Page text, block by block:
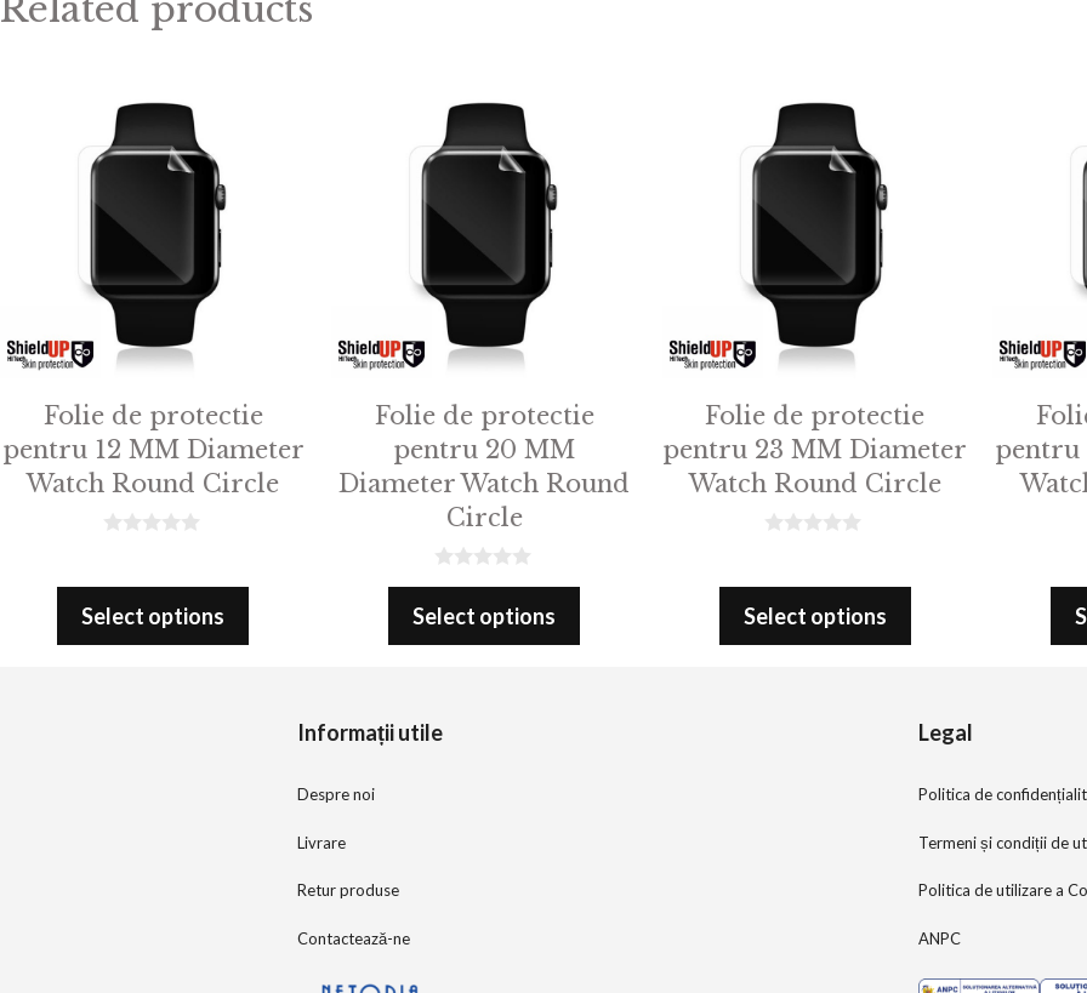
Related products
Folie de protectie
pentru 12 MM Diameter
Watch Round Circle
u
t
o
f
Select options
Folie de protectie
pentru 20 MM
Diameter Watch Round
Circle
0
u
Select options
Folie de protectie
pentru 23 MM Diameter
Watch Round Circle
u
t
o
f
Select options
pentru
Informații utile
Despre noi
Livrare
Retur produse
Contactează-ne
Legal
Politica de
Termeni și condiții de
Politica de utilizare a
ANPC